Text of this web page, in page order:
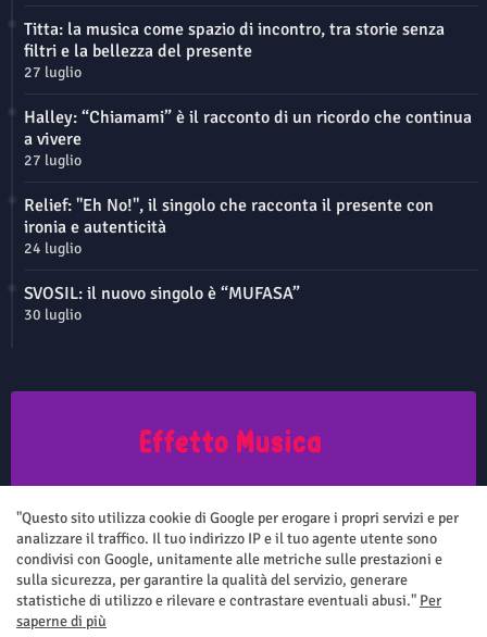
Titta: la musica come spazio di incontro, tra storie senza
filtri e la bellezza del presente
27 luglio
Halley: “Chiamami” è il racconto di un ricordo che continua
a vivere
27 luglio
Relief: "Eh No!", il singolo che racconta il presente con
ironia e autenticità
24 luglio
SVOSIL: il nuovo singolo è “MUFASA”
30 luglio
aggiornato senza nessuna periodicità. Non può pertanto considerarsi
un prodotto editoriale ai sensi della legge n.62 del 7.03.2001
Home
"Questo sito utilizza cookie di Google per erogare i propri servizi e per
analizzare il traffico. Il tuo indirizzo IP e il tuo agente utente sono
condivisi con Google, unitamente alle metriche sulle prestazioni e
sulla sicurezza, per garantire la qualità del servizio, generare
statistiche di utilizzo e rilevare e contrastare eventuali abusi." Per
saperne di più